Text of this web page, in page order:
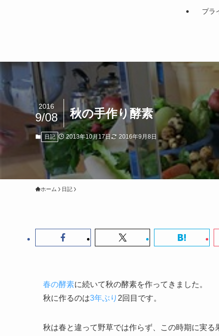
プラ
秋の手作り酵素
2016
9/08
日記 2013年10月17日 2016年9月8日
ホーム 日記
春の酵素に続いて秋の酵素を作ってきました。
秋に作るのは3年ぶり 2回目です。
秋は春と違って野草では作らず、この時期に実る